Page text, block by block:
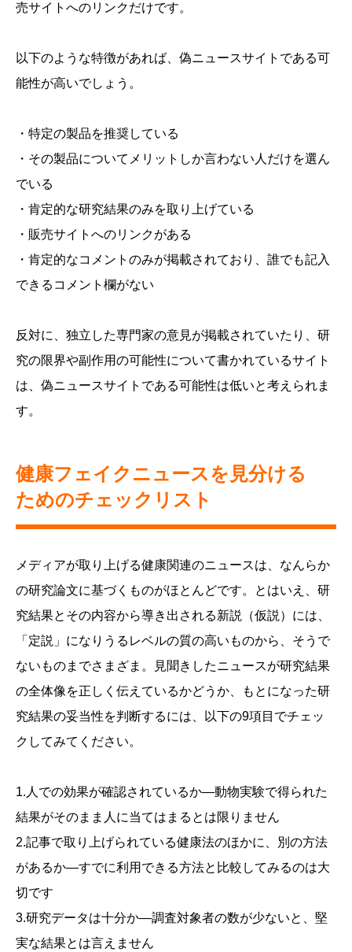
売サイトへのリンクだけです。
以下のような特徴があれば、偽ニュースサイトである可
能性が高いでしょう。
・特定の製品を推奨している
・その製品についてメリットしか言わない人だけを選ん
でいる
・肯定的な研究結果のみを取り上げている
・販売サイトへのリンクがある
・肯定的なコメントのみが掲載されており、誰でも記入
できるコメント欄がない
反対に、独立した専門家の意見が掲載されていたり、研
究の限界や副作用の可能性について書かれているサイト
は、偽ニュースサイトである可能性は低いと考えられま
す。
健康フェイクニュースを見分ける
ためのチェックリスト
メディアが取り上げる健康関連のニュースは、なんらか
の研究論文に基づくものがほとんどです。とはいえ、研
究結果とその内容から導き出される新説（仮説）には、
「定説」になりうるレベルの質の高いものから、そうで
ないものまでさまざま。見聞きしたニュースが研究結果
の全体像を正しく伝えているかどうか、もとになった研
究結果の妥当性を判断するには、以下の9項目でチェッ
クしてみてください。
1.人での効果が確認されているか―動物実験で得られた
結果がそのまま人に当てはまるとは限りません
2.記事で取り上げられている健康法のほかに、別の方法
があるか―すでに利用できる方法と比較してみるのは大
切です
3.研究データは十分か―調査対象者の数が少ないと、堅
実な結果とは言えません